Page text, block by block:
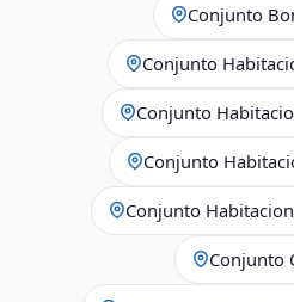
Conjunto
Conjunto
Conjunto
Conjunto
Conjunto
Conjunto